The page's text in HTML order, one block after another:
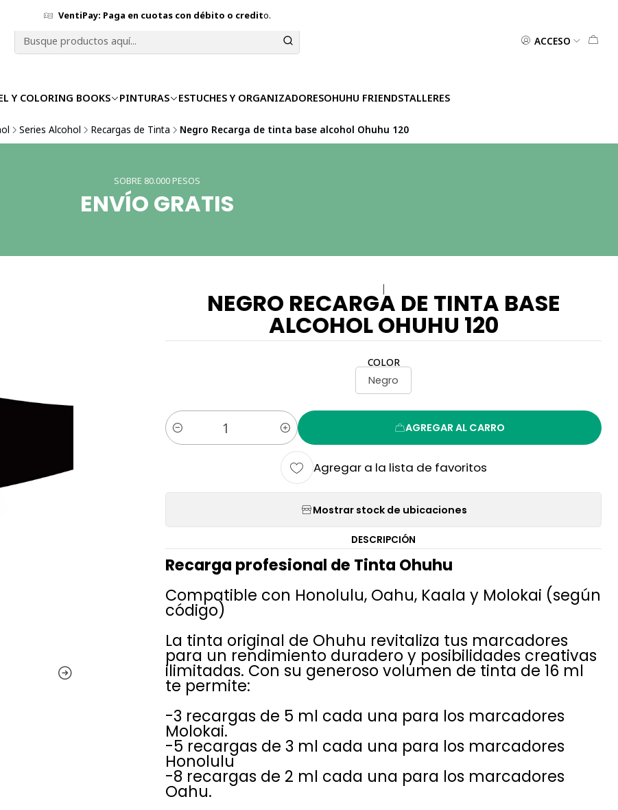
ACCESO
Y COLORING BOOKS PINTURAS ESTUCHES Y ORGANIZADORESOHUHU FRIENDSTALLERES
VentiPay: Paga en cuotas con débito o credito.
Series Alcohol Recargas de Tinta Negro Recarga de tinta base alcohol Ohuhu 120
SOBRE 80.000 PESOS
ENVÍO GRATIS
|
NEGRO RECARGA DE TINTA BASE
ALCOHOL OHUHU 120
COLOR
Negro
Cantidad
AGREGAR AL CARRO
Agregar a la lista de favoritos
Mostrar stock de ubicaciones
DESCRIPCIÓN
Recarga profesional de Tinta Ohuhu
Compatible con Honolulu, Oahu, Kaala y Molokai (según
código)
La tinta original de Ohuhu revitaliza tus marcadores
para un rendimiento duradero y posibilidades creativas
ilimitadas. Con su generoso volumen de tinta de 16 ml
te permite:
-3 recargas de 5 ml cada una para los marcadores
Molokai.
-5 recargas de 3 ml cada una para los marcadores
Honolulu
-8 recargas de 2 ml cada una para los marcadores
Oahu.